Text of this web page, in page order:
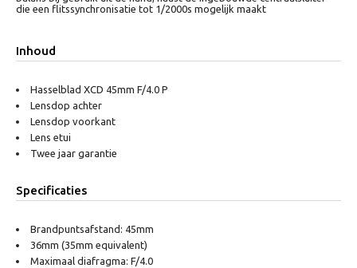
die een flitssynchronisatie tot 1/2000s mogelijk maakt
Inhoud
Hasselblad XCD 45mm F/4.0 P
Lensdop achter
Lensdop voorkant
Lens etui
Twee jaar garantie
Specificaties
Brandpuntsafstand: 45mm
36mm (35mm equivalent)
Maximaal diafragma: F/4.0